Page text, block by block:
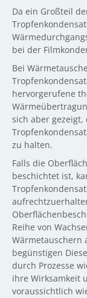
Da ein Großteil
bei der
Bei
hervorgerufene
sich aber
zu halten.
Falls die
beschichtet ist,
Reihe von
Wärmetauschern
begünstigen
durch Prozesse
ihre Wirksamkeit
voraussichtlich